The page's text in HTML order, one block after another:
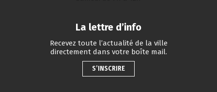
La lettre d’info
Recevez toute l’actualité de la ville
directement dans votre boîte mail.
S’INSCRIRE